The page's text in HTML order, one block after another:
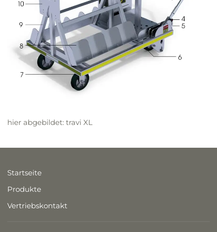
hier abgebildet: travi XL
Startseite
Produkte
Vertriebskontakt